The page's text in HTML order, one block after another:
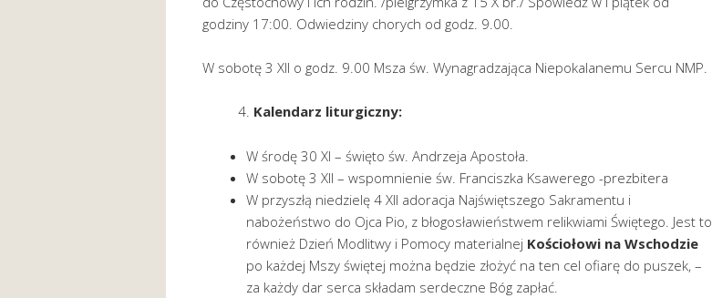
godziny 17:00. Odwiedziny chorych od godz. 9.00.
W sobotę 3 XII o godz. 9.00 Msza św. Wynagradzająca Niepokalanemu Sercu NMP.
Kalendarz liturgiczny:
W środę 30 XI – święto św. Andrzeja Apostoła.
W sobotę 3 XII – wspomnienie św. Franciszka Ksawerego -prezbitera
W przyszłą niedzielę 4 XII adoracja Najświętszego Sakramentu i
nabożeństwo do Ojca Pio, z błogosławieństwem relikwiami Świętego. Jest to
również Dzień Modlitwy i Pomocy materialnej Kościołowi na Wschodzie
po każdej Mszy świętej można będzie złożyć na ten cel ofiarę do puszek, –
za każdy dar serca składam serdeczne Bóg zapłać.